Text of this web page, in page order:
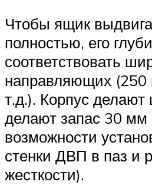
Чтобы ящик
полностью, его
соответствовать
направляющих
т.д.). Корпус
делают запас 30 мм
возможности
стенки ДВП в паз и
жесткости).